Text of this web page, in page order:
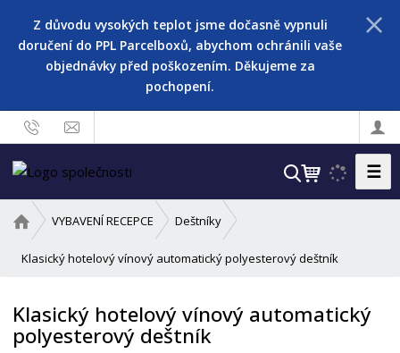
Z důvodu vysokých teplot jsme dočasně vypnuli
doručení do PPL Parcelboxů, abychom ochránili vaše
objednávky před poškozením. Děkujeme za
pochopení.
V
e
t
☰
v
o
í
s
VYBAVENÍ RECEPCE Deštníky
Klasický hotelový vínový automatický polyesterový deštník
Klasický hotelový vínový automatický
polyesterový deštník